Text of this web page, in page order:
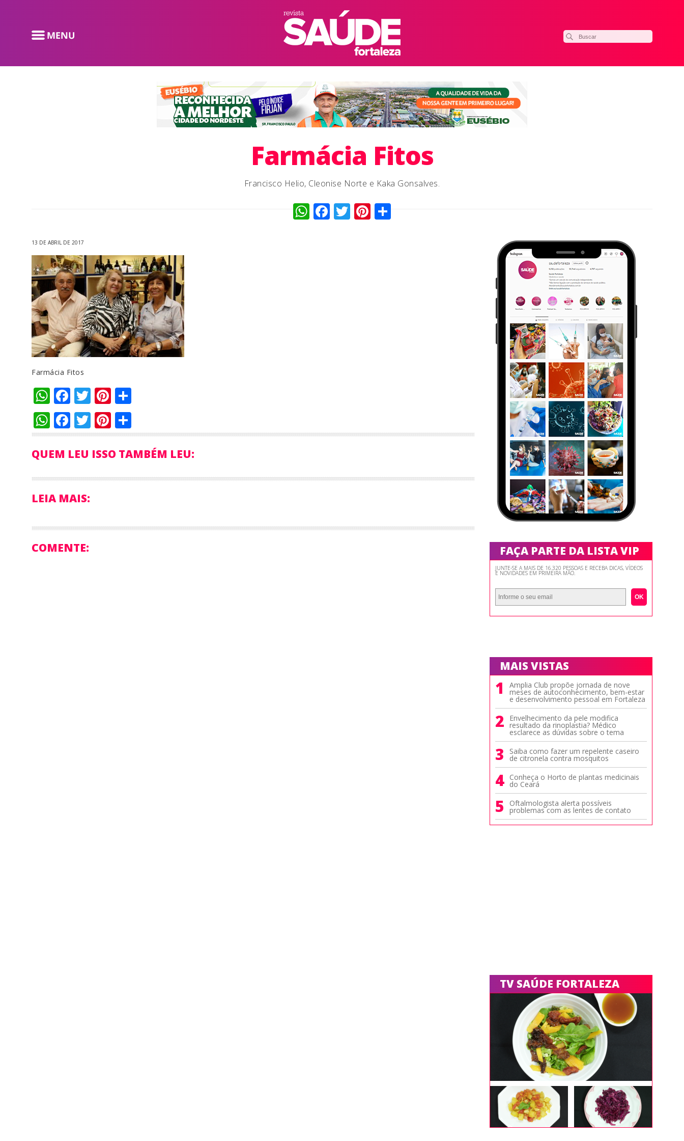
Farmácia Fitos
Francisco Helio, Cleonise Norte e Kaka Gonsalves.
WhatsApp
Facebook
TwitterPinterest
13 DE ABRIL DE 2017
Farmácia Fitos
WhatsApp
Facebook
TwitterPinterest
WhatsApp
Facebook
TwitterPinterest
QUEM LEU ISSO TAMBÉM LEU:
LEIA MAIS:
COMENTE: FAÇA PARTE DA LISTA VIP
JUNTE-SE A MAIS DE 16.320 PESSOAS E RECEBA DICAS, VÍDEOS
E NOVIDADES EM PRIMEIRA MÃO.
OK
MAIS VISTAS
1 Amplia Club propõe jornada de nove
meses de autoconhecimento, bem-estar
e desenvolvimento pessoal em Fortaleza
2 Envelhecimento da pele modifica
resultado da rinoplastia? Médico
esclarece as dúvidas sobre o tema
3 Saiba como fazer um repelente caseiro
de citronela contra mosquitos
4 Conheça o Horto de plantas medicinais
do Ceará
5 Oftalmologista alerta possíveis
problemas com as lentes de contato
TV SAÚDE FORTALEZA